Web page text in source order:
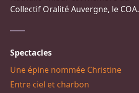
Collectif Oralité Auvergne, le COA.
Spectacles
Une épine nommée Christine
Entre ciel et charbon